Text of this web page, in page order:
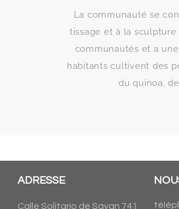
La communauté se
tissage et à la sculpture
communautés et a
habitants cultivent des
du quinoa,
ADRESSE
Calle Solitario de Sayan 741